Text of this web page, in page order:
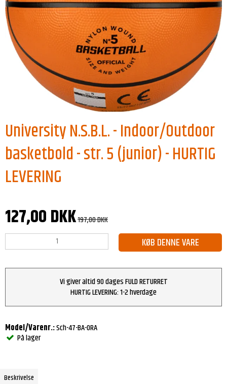
University N.S.B.L. - Indoor/Outdoor
basketbold - str. 5 (junior) - HURTIG
LEVERING
127,00 DKK197,00 DKK
KØB DENNE VARE
Vi giver altid 90 dages FULD RETURRET
HURTIG LEVERING: 1-2 hverdage
Model/Varenr.:Sch-47-BA-ORA
På lager
Beskrivelse